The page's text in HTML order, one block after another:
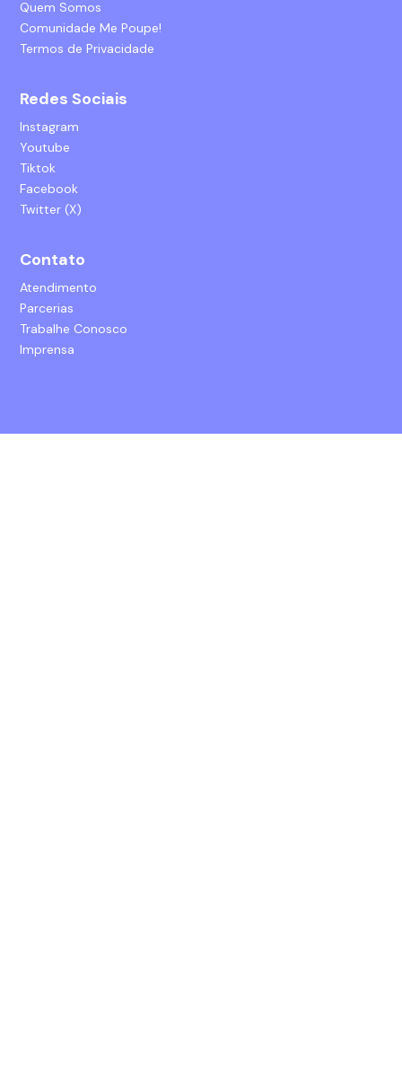
Quem Somos
Comunidade Me Poupe!
Termos de Privacidade
Redes Sociais
Instagram
Youtube
Tiktok
Facebook
Twitter (X)
Contato
Atendimento
Parcerias
Trabalhe Conosco
Imprensa